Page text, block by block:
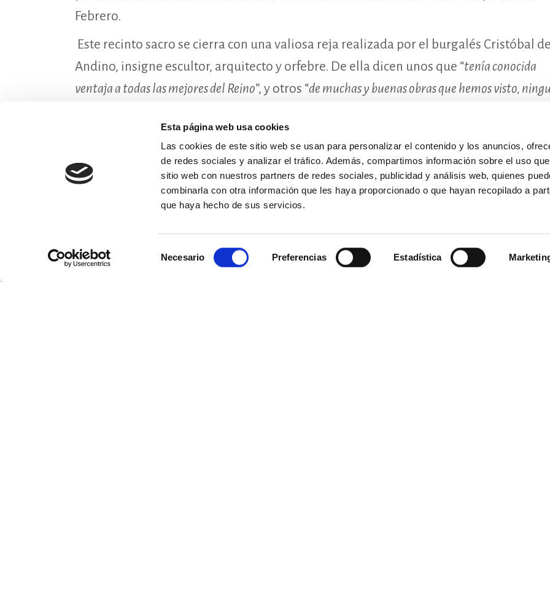
Esta página web usa cookies
Las cookies de este sitio web se usan para personalizar el contenido y los anuncios,
de redes sociales y analizar el tráfico. Además, compartimos información sobre el uso
sitio web con nuestros partners de redes sociales, publicidad y análisis web, quienes
combinarla con otra información que les haya proporcionado o que hayan recopilado a
que haya hecho de sus servicios.
Necesario Preferencias Estadística
Febrero.
Este recinto sacro se cierra con una valiosa reja realizada por el burgalés Cristóbal de
Andino, insigne escultor, arquitecto y orfebre. De ella dicen unos que “tenía conocida
ventaja a todas las mejores del Reino”, y otros “de muchas y buenas obras que hemos visto,
Videojuego
Noticias
Portal de transparencia
BASES CONVOCATORIA
PROYECTO SOCIAL
PIEDRAS VIVAS